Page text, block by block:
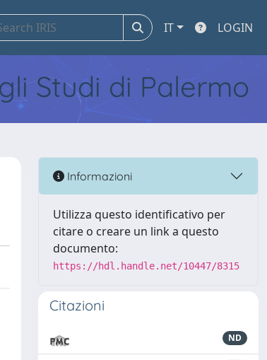
IT LOGIN
Studi di Palermo
Informazioni
Utilizza questo identificativo per
citare o creare un link a questo
documento:
https://hdl.handle.net/10447/8315
Citazioni
ND